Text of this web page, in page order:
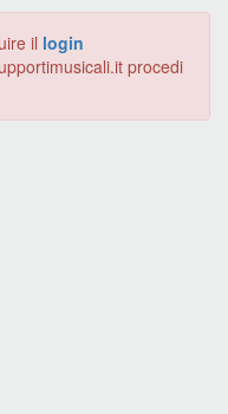
il login
procedi